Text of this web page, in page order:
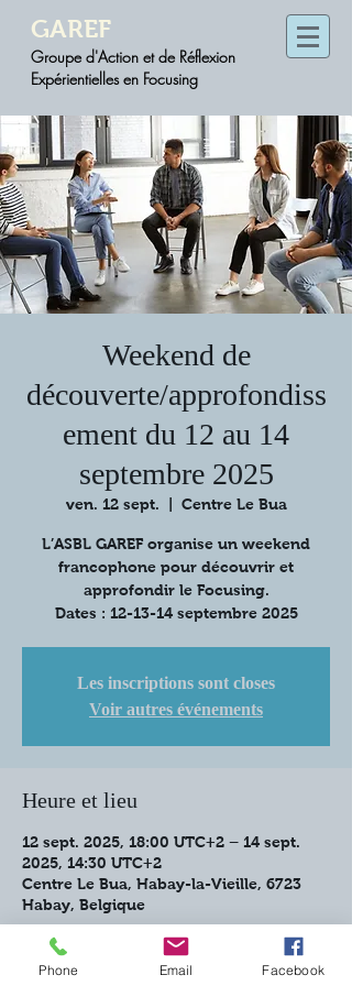
GAREF
Groupe d'Action et de Réflexion
Expérientielles en Focusing
Weekend de
découverte/approfondiss
ement du 12 au 14
septembre 2025
ven. 12 sept. Centre Le Bua
L’ASBL GAREF organise un weekend
francophone pour découvrir et
approfondir le Focusing.
Dates : 12-13-14 septembre 2025
Les inscriptions sont closes
Voir autres événements
Heure et lieu
12 sept. 2025, 18:00 UTC+2 – 14 sept.
2025, 14:30 UTC+2
Centre Le Bua, Habay-la-Vieille, 6723
Habay, Belgique
À propos de l'événement
Phone Email Facebook